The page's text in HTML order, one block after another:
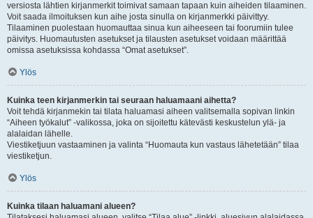
versiosta lähtien kirjanmerkit toimivat samaan tapaan kuin aiheiden tilaaminen.
Voit saada ilmoituksen kun aihe josta sinulla on kirjanmerkki päivittyy.
Tilaaminen puolestaan huomauttaa sinua kun aiheeseen tai foorumiin tulee
päivitys. Huomautusten asetukset ja tilausten asetukset voidaan määrittää
omissa asetuksissa kohdassa “Omat asetukset”.
Ylös
Kuinka teen kirjanmerkin tai seuraan haluamaani aihetta?
Voit tehdä kirjanmekin tai tilata haluamasi aiheen valitsemalla sopivan linkin
“Aiheen työkalut” -valikossa, joka on sijoitettu kätevästi keskustelun ylä- ja
alalaidan lähelle.
Viestiketjuun vastaaminen ja valinta “Huomauta kun vastaus lähetetään” tilaa
viestiketjun.
Ylös
Kuinka tilaan haluamani alueen?